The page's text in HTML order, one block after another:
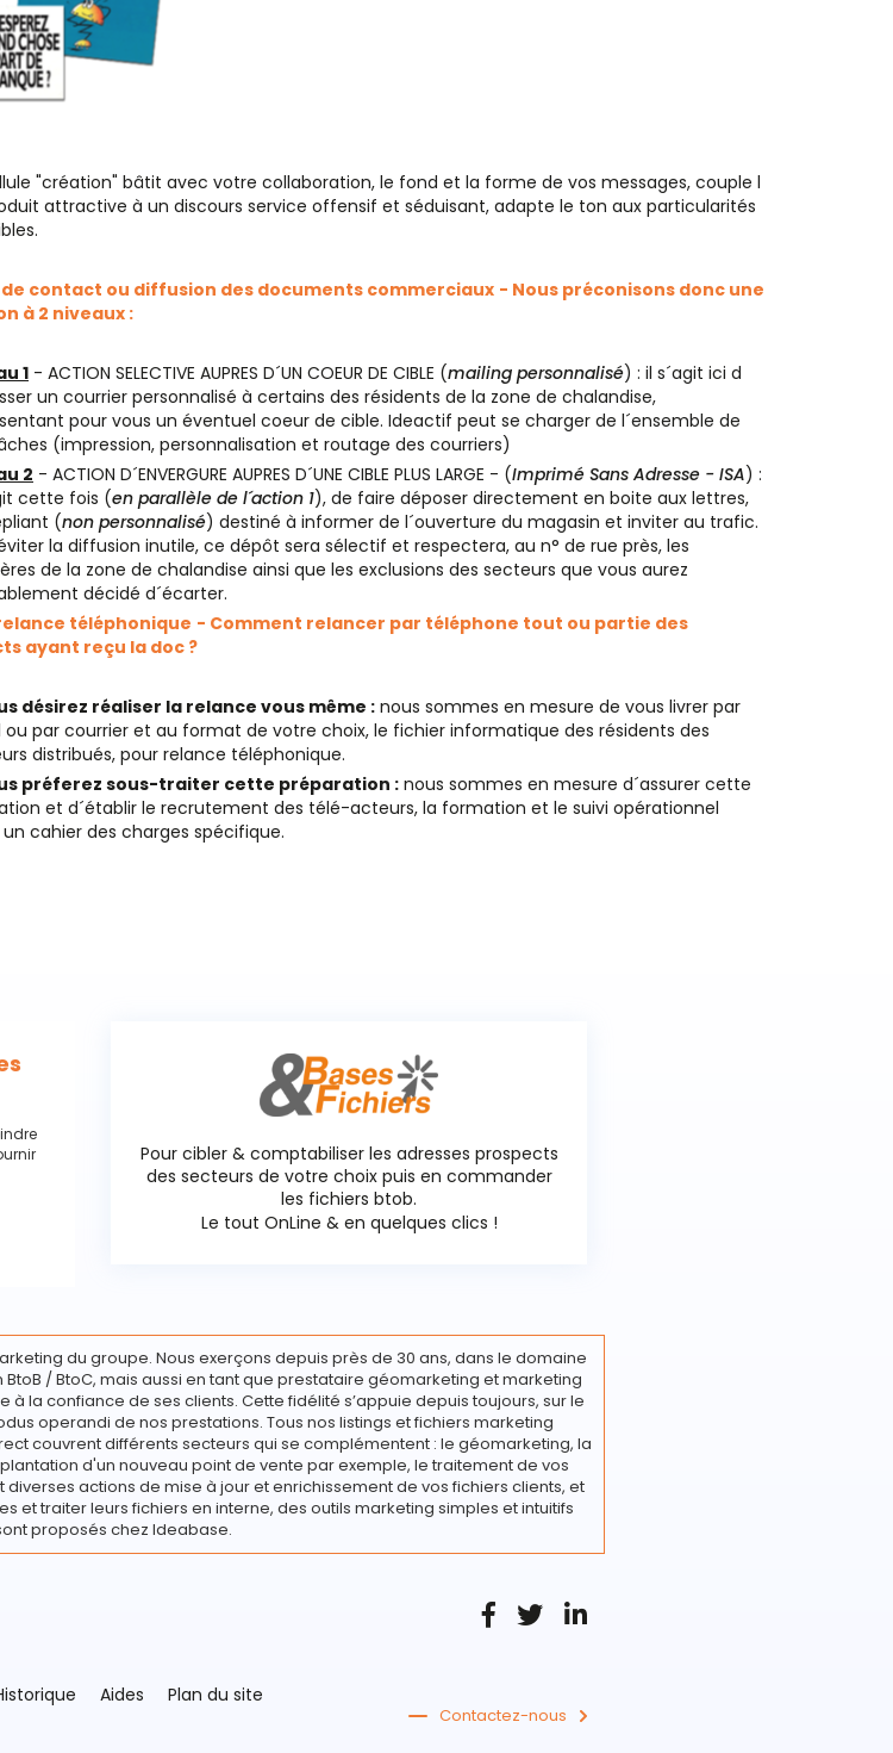
"création" bâtit avec votre collaboration, le fond et la forme de vos messages, couple l
attractive à un discours service offensif et séduisant, adapte le ton aux particularités
de contact ou diffusion des documents commerciaux - Nous préconisons donc une
à 2 niveaux :
1 - ACTION SELECTIVE AUPRES D´UN COEUR DE CIBLE (mailing personnalisé) : il s´agit ici d
un courrier personnalisé à certains des résidents de la zone de chalandise,
pour vous un éventuel coeur de cible. Ideactif peut se charger de l´ensemble de
(impression, personnalisation et routage des courriers)
2 - ACTION D´ENVERGURE AUPRES D´UNE CIBLE PLUS LARGE - (Imprimé Sans Adresse - ISA) :
cette fois (en parallèle de l´action 1), de faire déposer directement en boite aux lettres,
(non personnalisé) destiné à informer de l´ouverture du magasin et inviter au trafic.
la diffusion inutile, ce dépôt sera sélectif et respectera, au n° de rue près, les
de la zone de chalandise ainsi que les exclusions des secteurs que vous aurez
décidé d´écarter.
téléphonique - Comment relancer par téléphone tout ou partie des
ayant reçu la doc ?
désirez réaliser la relance vous même : nous sommes en mesure de vous livrer par
ou par courrier et au format de votre choix, le fichier informatique des résidents des
distribués, pour relance téléphonique.
préferez sous-traiter cette préparation :nous sommes en mesure d´assurer cette
et d´établir le recrutement des télé-acteurs, la formation et le suivi opérationnel
cahier des charges spécifique.
Pour cibler & comptabiliser les adresses prospects
des secteurs de votre choix puis en commander
les fichiers btob.
Le tout OnLine & en quelques clics !
du groupe. Nous exerçons depuis près de 30 ans, dans le domaine
/ BtoC, mais aussi en tant que prestataire géomarketing et marketing
la confiance de ses clients. Cette fidélité s’appuie depuis toujours, sur le
operandi de nos prestations. Tous nos listings et fichiers marketing
couvrent différents secteurs qui se complémentent : le géomarketing, la
d'un nouveau point de vente par exemple, le traitement de vos
actions de mise à jour et enrichissement de vos fichiers clients, et
et traiter leurs fichiers en interne, des outils marketing simples et intuitifs
proposés chez Ideabase.
Aides Plan du site
Contactez-nous